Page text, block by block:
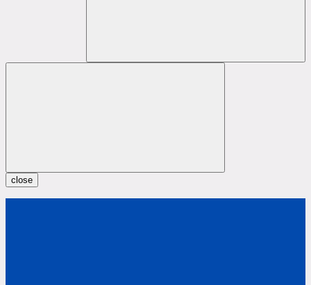
close